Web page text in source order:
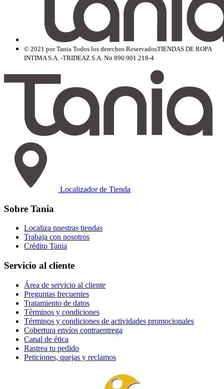
© 2021 por Tania Todos los derechos ReservadosTIENDAS DE ROPA
INTIMA S.A. -TRIDEAZ S.A. Nit 890.901.218-4
Localizador de Tienda
Sobre Tania
Localiza nuestras tiendas
Trabaja con nosotros
Crédito Tania
Servicio al cliente
Área de servicio al cliente
Preguntas frecuentes
Tratamiento de datos
Términos y condiciones
Términos y condiciones de actividades promocionales
Cobertura envíos contraentrega
Canal de ética
Rastrea tu pedido
Peticiones, quejas y reclamos